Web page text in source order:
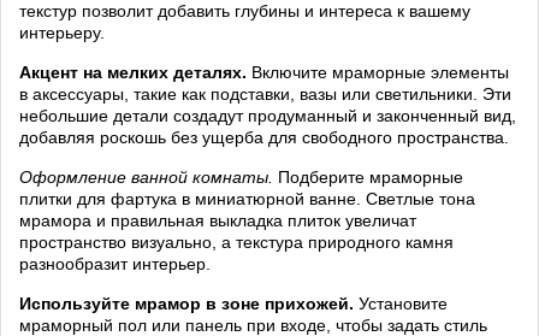
текстур позволит добавить глубины и интереса к вашему
интерьеру.
Акцент на мелких деталях. Включите мраморные элементы
в аксессуары, такие как подставки, вазы или светильники. Эти
небольшие детали создадут продуманный и законченный вид,
добавляя роскошь без ущерба для свободного пространства.
Оформление ванной комнаты. Подберите мраморные
плитки для фартука в миниатюрной ванне. Светлые тона
мрамора и правильная выкладка плиток увеличат
пространство визуально, а текстура природного камня
разнообразит интерьер.
Используйте мрамор в зоне прихожей. Установите
мраморный пол или панель при входе, чтобы задать стиль